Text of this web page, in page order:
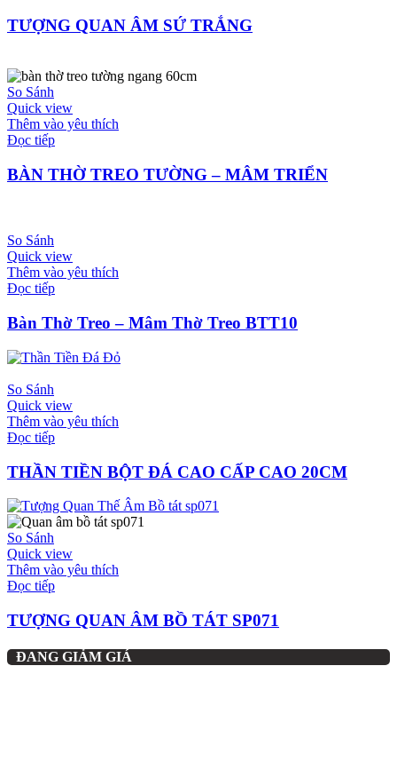
TƯỢNG QUAN ÂM SỨ TRẮNG
So Sánh
Quick view
Thêm vào yêu thích
Đọc tiếp
BÀN THỜ TREO TƯỜNG – MÂM TRIỂN
So Sánh
Quick view
Thêm vào yêu thích
Đọc tiếp
Bàn Thờ Treo – Mâm Thờ Treo BTT10
So Sánh
Quick view
Thêm vào yêu thích
Đọc tiếp
THẦN TIỀN BỘT ĐÁ CAO CẤP CAO 20CM
So Sánh
Quick view
Thêm vào yêu thích
Đọc tiếp
TƯỢNG QUAN ÂM BỒ TÁT SP071
ĐANG GIẢM GIÁ